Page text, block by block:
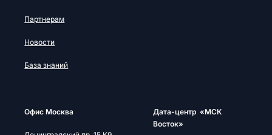
Партнерам
Новости
База знаний
Офис Москва
Дата-центр «МСК
Восток»